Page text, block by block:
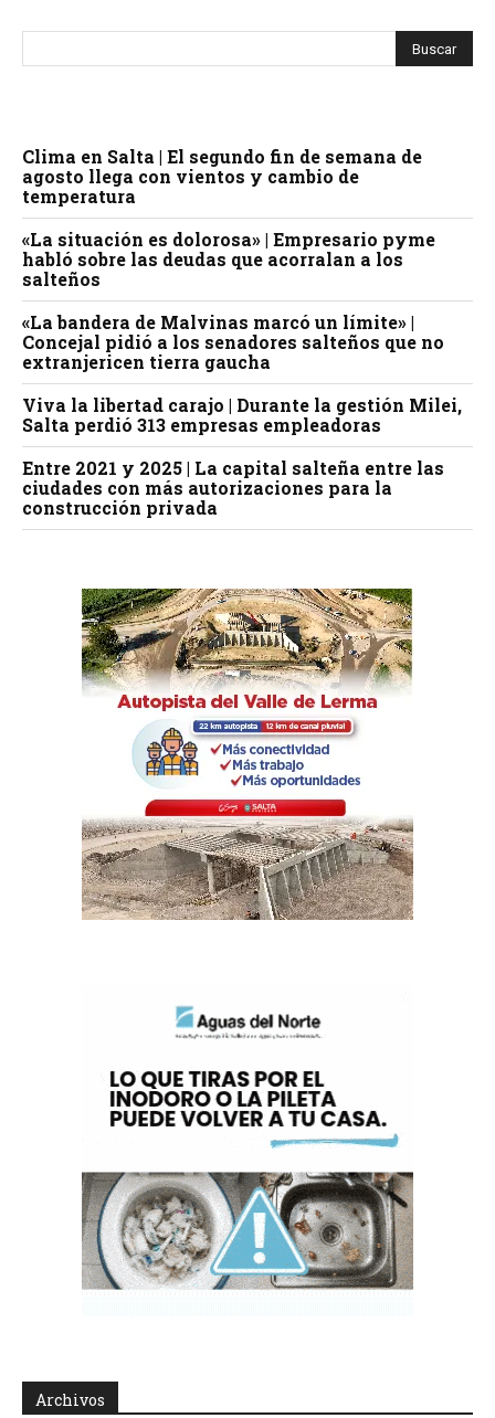
Clima en Salta | El segundo fin de semana de
agosto llega con vientos y cambio de
temperatura
«La situación es dolorosa» | Empresario pyme
habló sobre las deudas que acorralan a los
salteños
«La bandera de Malvinas marcó un límite» |
Concejal pidió a los senadores salteños que no
extranjericen tierra gaucha
Viva la libertad carajo | Durante la gestión Milei,
Salta perdió 313 empresas empleadoras
Entre 2021 y 2025 | La capital salteña entre las
ciudades con más autorizaciones para la
construcción privada
Archivos